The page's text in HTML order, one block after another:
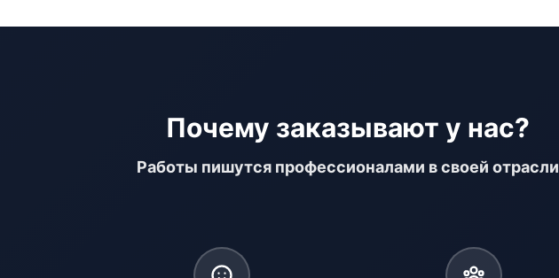
Почему заказывают у нас?
Работы пишутся профессионалами в своей отрасли